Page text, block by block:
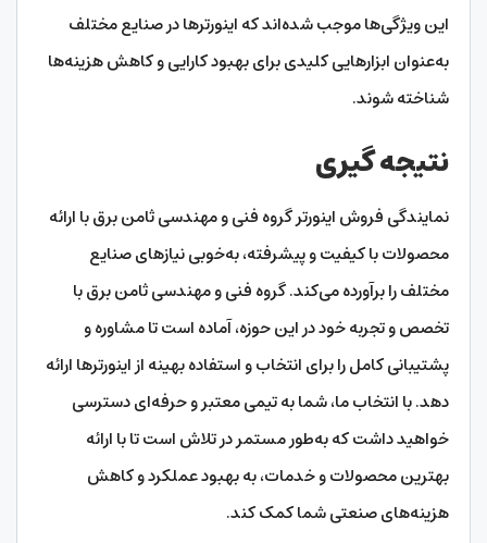
این ویژگی‌ها موجب شده‌اند که اینورترها در صنایع مختلف
به‌عنوان ابزارهایی کلیدی برای بهبود کارایی و کاهش هزینه‌ها
شناخته شوند.
نتیجه گیری
نمایندگی فروش اینورتر گروه فنی و مهندسی ثامن برق با ارائه
محصولات با کیفیت و پیشرفته، به‌خوبی نیازهای صنایع
مختلف را برآورده می‌کند. گروه فنی و مهندسی ثامن برق با
تخصص و تجربه خود در این حوزه، آماده است تا مشاوره و
پشتیبانی کامل را برای انتخاب و استفاده بهینه از اینورترها ارائه
دهد. با انتخاب ما، شما به تیمی معتبر و حرفه‌ای دسترسی
خواهید داشت که به‌طور مستمر در تلاش است تا با ارائه
بهترین محصولات و خدمات، به بهبود عملکرد و کاهش
هزینه‌های صنعتی شما کمک کند.